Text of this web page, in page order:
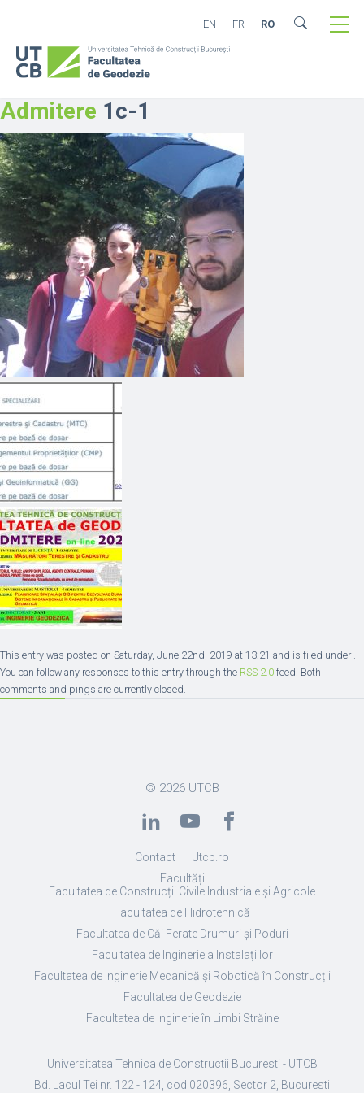
EN FR RO
Admitere 1c-1
This entry was posted on Saturday, June 22nd, 2019 at 13:21 and is filed under .
You can follow any responses to this entry through the RSS 2.0 feed. Both
comments and pings are currently closed.
© 2026 UTCB
Contact
Utcb.ro
Facultăți
Facultatea de Construcții Civile Industriale și Agricole
Facultatea de Hidrotehnică
Facultatea de Căi Ferate Drumuri și Poduri
Facultatea de Inginerie a Instalațiilor
Facultatea de Inginerie Mecanică și Robotică în Construcții
Facultatea de Geodezie
Facultatea de Inginerie în Limbi Străine
Universitatea Tehnica de Constructii Bucuresti - UTCB
Bd. Lacul Tei nr. 122 - 124, cod 020396, Sector 2, Bucuresti